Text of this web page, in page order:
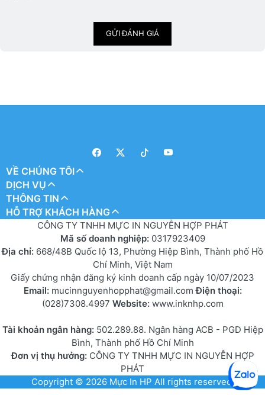
GỬI ĐÁNH GIÁ
VỀ CHÚNG TÔI
DỊCH VỤ
THÔNG TIN
HỖ TRỢ KHÁCH HÀNG
CÔNG TY TNHH MỰC IN NGUYỄN HỢP PHÁT
Mã số doanh nghiệp: 0317923409
Địa chỉ: 668/48B Quốc lộ 13, Phường Hiệp Bình, Thành phố Hồ
Chí Minh, Việt Nam
Giấy chứng nhận đăng ký kinh doanh cấp ngày 10/07/2023
Email: mucinnguyenhopphat@gmail.comĐiện thoại:
(028)7308.4997 Website: www.inknhp.com
Tài khoản ngân hàng: 502.289.88. Ngân hàng ACB - PGD Hiệp
Bình, Thành phố Hồ Chí Minh
Đơn vị thụ hưởng:CÔNG TY TNHH MỰC IN NGUYỄN HỢP
PHÁT
Copyright © 2026 Mực In HP All rights reserved.